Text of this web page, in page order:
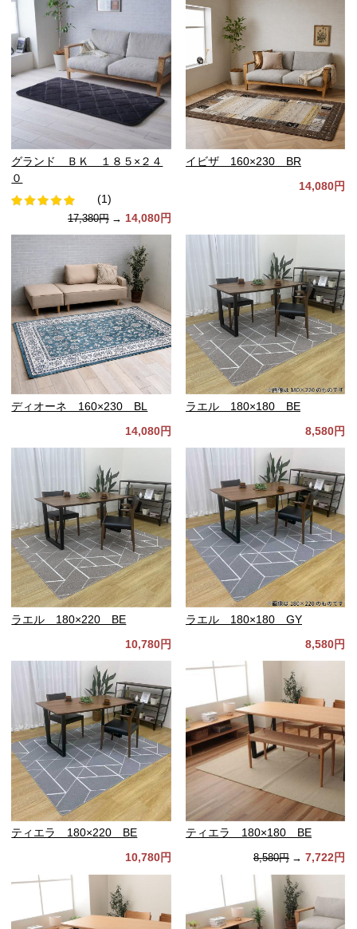
グランド ＢＫ １８５×２４
０
(1)
17,380円 → 14,080円
イビザ 160×230 BR
14,080円
ディオーネ 160×230 BL
14,080円
ラエル 180×180 BE
8,580円
ラエル 180×220 BE
10,780円
ラエル 180×180 GY
8,580円
ティエラ 180×220 BE
10,780円
ティエラ 180×180 BE
8,580円 → 7,722円